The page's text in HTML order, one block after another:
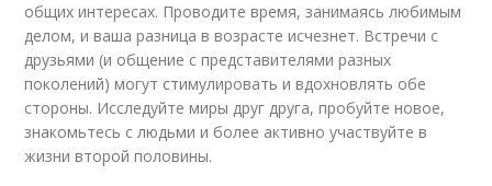
общих интересах. Проводите время, занимаясь любимым
делом, и ваша разница в возрасте исчезнет. Встречи с
друзьями (и общение с представителями разных
поколений) могут стимулировать и вдохновлять обе
стороны. Исследуйте миры друг друга, пробуйте новое,
знакомьтесь с людьми и более активно участвуйте в
жизни второй половины.